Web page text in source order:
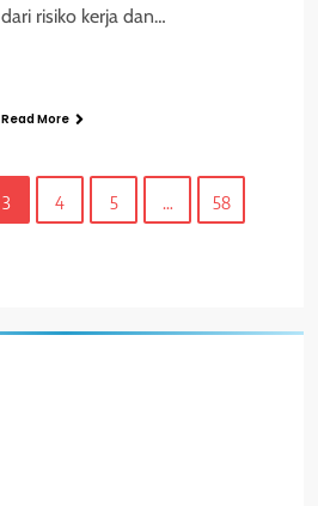
dari risiko kerja dan…
Read More
3 4 5 … 58